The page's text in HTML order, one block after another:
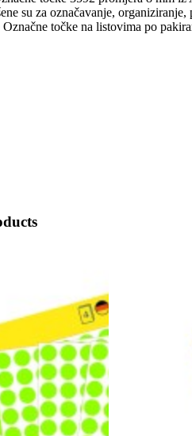
su za označavanje, organiziranje,
točke na listovima po